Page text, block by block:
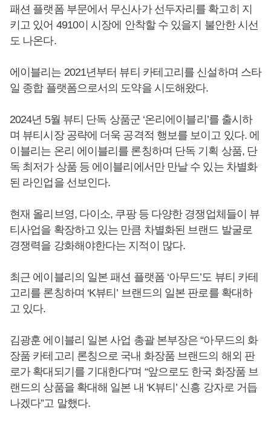
패션 플랫폼 부문에서 무신사가 선두자리를 확고히 지
키고 있어 4910이 시장에 안착할 수 있을지 불안한 시선
도 나온다.
에이블리는 2021년부터 뷰티 카테고리를 신설하며 스타
일 종합 플랫폼으로서의 도약을 시도해왔다.
2024년 5월 뷰티 단독 상품군 ‘온리에이블리’를 출시하
며 뷰티시장 공략에 더욱 공격적 행보를 보이고 있다. 에
이블리는 온리 에이블리를 론칭하며 단독 기획 상품, 단
독 최저가 상품 등 에이블리에서만 만날 수 있는 차별화
된 라인업을 선보인다.
현재 올리브영, 다이소, 쿠팡 등 다양한 경쟁업체들이 뷰
티사업을 확장하고 있는 만큼 차별화된 브랜드 발굴로
경쟁력을 강화해야한다는 지적이 많다.
최근 에이블리의 일본 패션 플랫폼 ‘아무드’도 뷰티 카테
고리를 론칭하며 ‘K뷰티’ 브랜드의 일본 판로를 확대하
고 있다.
김광훈 에이블리 일본 사업 총괄 본부장은 “아무드의 화
장품 카테고리 론칭으로 국내 화장품 브랜드의 해외 판
로가 확대되기를 기대한다”며 “앞으로도 한국 화장품 브
랜드의 상품을 확대해 일본 내 ‘K뷰티’ 신흥 강자로 거듭
나겠다”고 말했다.